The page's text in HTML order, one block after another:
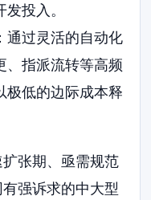
投入。
通过灵活的自动化
、指派流转等高频
极低的边际成本释
扩张期、亟需规范
强诉求的中大型